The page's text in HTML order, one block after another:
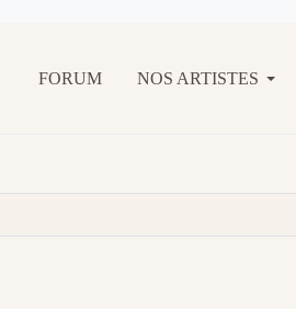
FORUM NOS ARTISTES